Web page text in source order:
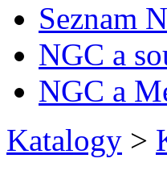
Seznam
NGC a
NGC a
Katalogy >